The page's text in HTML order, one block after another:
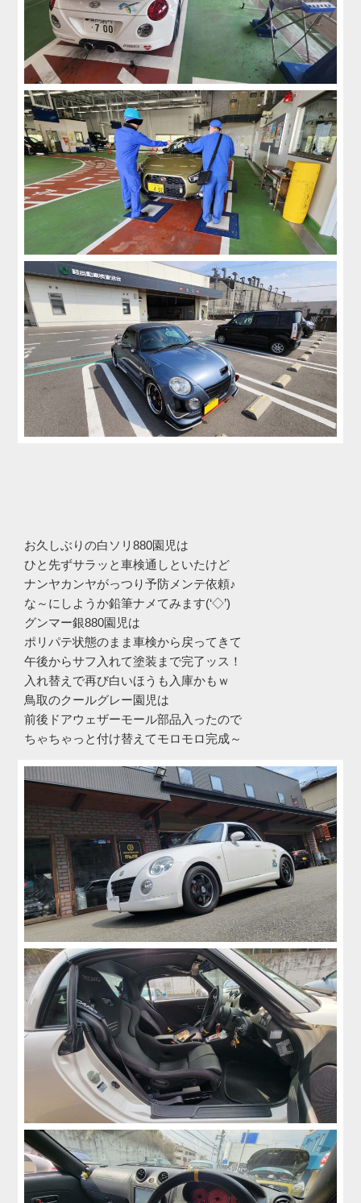
お久しぶりの白ソリ880園児は
ひと先ずサラッと車検通しといたけど
ナンヤカンヤがっつり予防メンテ依頼♪
な～にしようか鉛筆ナメてみます(‘◇’)ゞ
グンマー銀880園児は
ポリパテ状態のまま車検から戻ってきて
午後からサフ入れて塗装まで完了ッス！
入れ替えで再び白いほうも入庫かもｗ
鳥取のクールグレー園児は
前後ドアウェザーモール部品入ったので
ちゃちゃっと付け替えてモロモロ完成～